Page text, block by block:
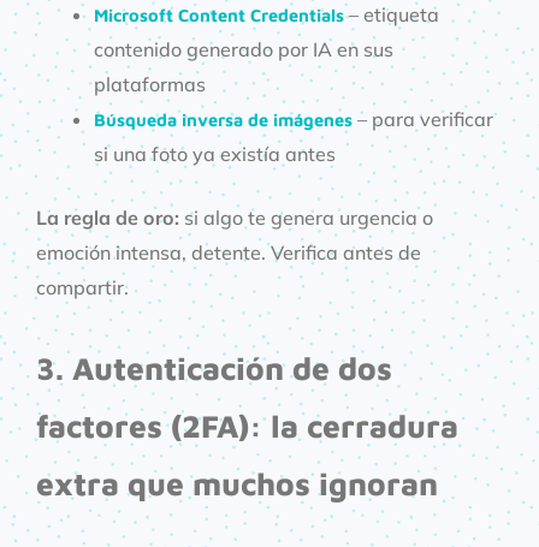
Microsoft Content Credentials– etiqueta
contenido generado por IA en sus
plataformas
Búsqueda inversa de imágenes– para verificar
si una foto ya existía antes
La regla de oro: si algo te genera urgencia o
emoción intensa, detente. Verifica antes de
compartir.
3. Autenticación de dos
factores (2FA): la cerradura
extra que muchos ignoran